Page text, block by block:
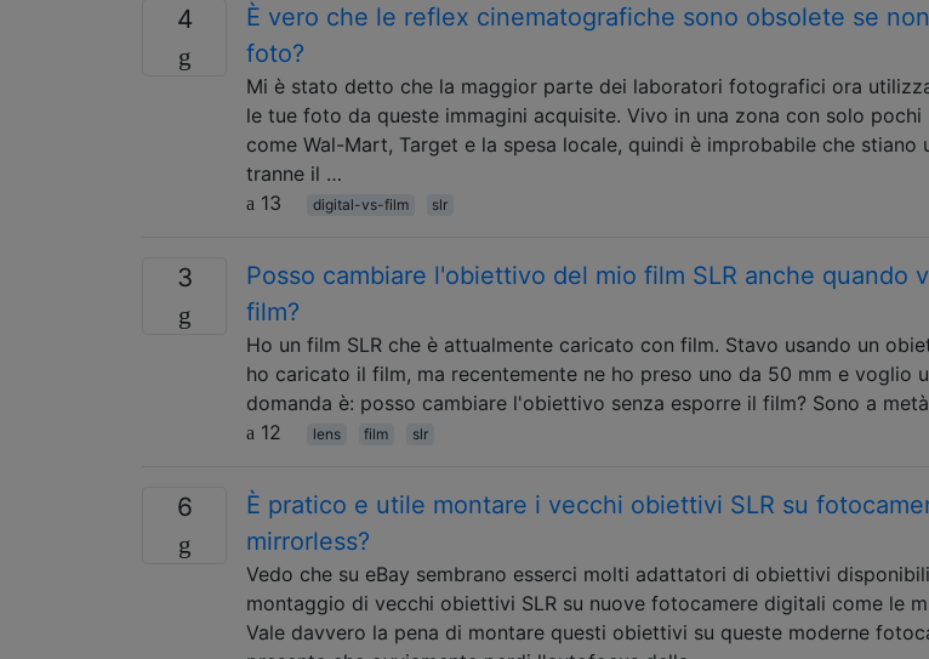
4
È vero che le reflex cinematografiche sono obsolete se
foto?
Mi è stato detto che la maggior parte dei laboratori fotografici ora
le tue foto da queste immagini acquisite. Vivo in una zona con solo
come Wal-Mart, Target e la spesa locale, quindi è improbabile che stiano
tranne il …
13
digital-vs-film slr
3
Posso cambiare l'obiettivo del mio film SLR anche quando
film?
Ho un film SLR che è attualmente caricato con film. Stavo usando un
ho caricato il film, ma recentemente ne ho preso uno da 50 mm e voglio
domanda è: posso cambiare l'obiettivo senza esporre il film? Sono a
12
lens film slr
6
È pratico e utile montare i vecchi obiettivi SLR su
mirrorless?
Vedo che su eBay sembrano esserci molti adattatori di obiettivi
montaggio di vecchi obiettivi SLR su nuove fotocamere digitali come le
Vale davvero la pena di montare questi obiettivi su queste moderne